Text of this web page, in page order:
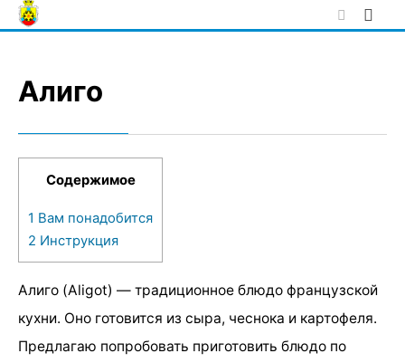
Skip
to
Алиго
Содержимое
1 Вам понадобится
2 Инструкция
Алиго (Aligot) — традиционное блюдо французской
кухни. Оно готовится из сыра, чеснока и картофеля.
Предлагаю попробовать приготовить блюдо по